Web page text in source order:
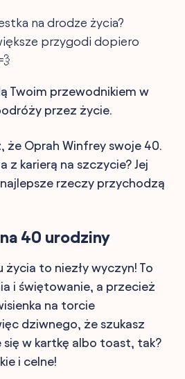
na drodze życia?
przygodi dopiero
Twoim przewodnikiem w
przez życie.
że Oprah Winfrey swoje 40.
z karierą na szczycie? Jej
rzeczy przychodzą
40 urodziny
życia to niezły wyczyn! To
i świętowanie, a przecież
na torcie
dziwnego, że szukasz
się w kartkę albo toast, tak?
i celne!